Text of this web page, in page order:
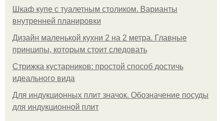
Шкаф купе с туалетным столиком. Варианты
внутренней планировки
Дизайн маленькой кухни 2 на 2 метра. Главные
принципы, которым стоит следовать
Стрижка кустарников: простой способ достичь
идеального вида
Для индукционных плит значок. Обозначение посуды
для индукционной плит